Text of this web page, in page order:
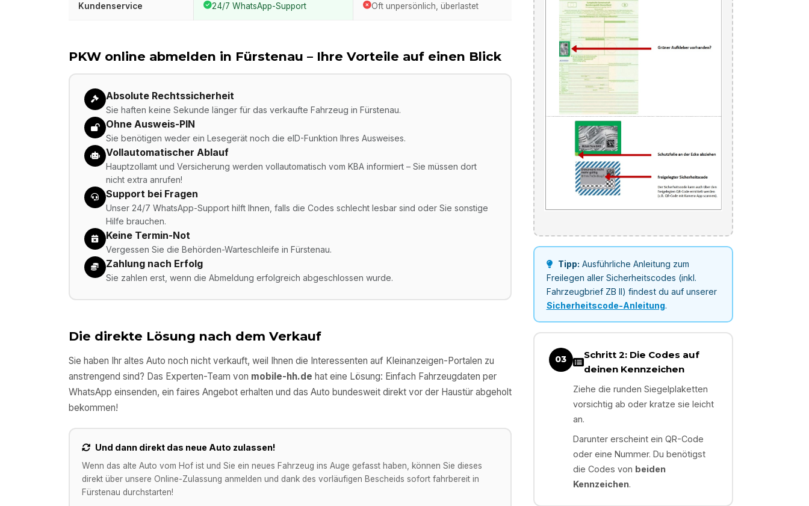
Kundenservice 24/7 WhatsApp-Support Oft unpersönlich, überlastet
PKW online abmelden in Fürstenau – Ihre Vorteile auf einen Blick
Absolute Rechtssicherheit
Sie haften keine Sekunde länger für das verkaufte Fahrzeug in Fürstenau.
Ohne Ausweis-PIN
Sie benötigen weder ein Lesegerät noch die eID-Funktion Ihres Ausweises.
Vollautomatischer Ablauf
Hauptzollamt und Versicherung werden vollautomatisch vom KBA informiert – Sie müssen dort
nicht extra anrufen!
Support bei Fragen
Unser 24/7 WhatsApp-Support hilft Ihnen, falls die Codes schlecht lesbar sind oder Sie sonstige
Hilfe brauchen.
Keine Termin-Not
Vergessen Sie die Behörden-Warteschleife in Fürstenau.
Zahlung nach Erfolg
Sie zahlen erst, wenn die Abmeldung erfolgreich abgeschlossen wurde.
Die direkte Lösung nach dem Verkauf
Sie haben Ihr altes Auto noch nicht verkauft, weil Ihnen die Interessenten auf Kleinanzeigen-Portalen zu
anstrengend sind? Das Experten-Team von mobile-hh.de hat eine Lösung: Einfach Fahrzeugdaten per
WhatsApp einsenden, ein faires Angebot erhalten und das Auto bundesweit direkt vor der Haustür abgeholt
bekommen!
Und dann direkt das neue Auto zulassen!
Wenn das alte Auto vom Hof ist und Sie ein neues Fahrzeug ins Auge gefasst haben, können Sie dieses
direkt über unsere Online-Zulassung anmelden und dank des vorläufigen Bescheids sofort fahrbereit in
Fürstenau durchstarten!
Tipp: Ausführliche Anleitung zum
Freilegen aller Sicherheitscodes (inkl.
Fahrzeugbrief ZB II) findest du auf unserer
Sicherheitscode-Anleitung.
03
Schritt 2: Die Codes auf
deinen Kennzeichen
Ziehe die runden Siegelplaketten
vorsichtig ab oder kratze sie leicht
an.
Darunter erscheint ein QR-Code
oder eine Nummer. Du benötigst
die Codes von beiden
Kennzeichen.